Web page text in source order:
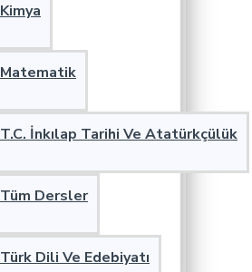
Kimya
Matematik
T.C. İnkılap Tarihi Ve Atatürkçülük
Tüm Dersler
Türk Dili Ve Edebiyatı